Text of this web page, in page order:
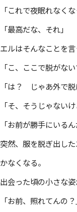
「これで夜眠れなく
「最高だな、それ」
エルはそんなことを
「こ、ここで脱がない
「は？ じゃあ外で脱
「そ、そうじゃないけ
「お前が勝手にいる
突然、服を脱ぎ出し
かなくなる。
出会った頃の小さな
「お前、照れてんの？